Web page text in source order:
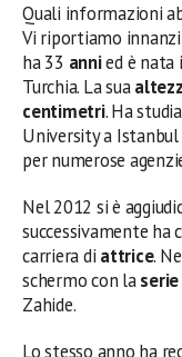
Quali informazioni
Vi riportiamo
ha 33 annied è nata
Turchia. La sua
centimetri. Ha
University a
per numerose
Nel 2012 si è
successivamente ha
carriera di attrice.
schermo con la
Zahide.
Lo stesso anno ha